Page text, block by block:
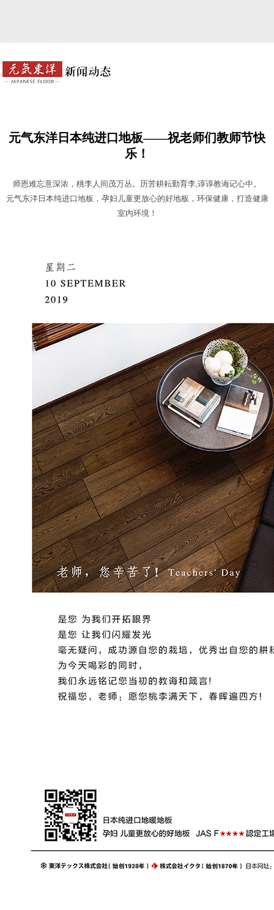
元气东洋日本纯进口地板——祝老师们教师节快
乐！
师恩难忘意深浓，桃李人间茂万丛。历苦耕耘勤育李,谆谆教诲记心中。
元气东洋日本纯进口地板，孕妇儿童更放心的好地板，环保健康，打造健康
室内环境！